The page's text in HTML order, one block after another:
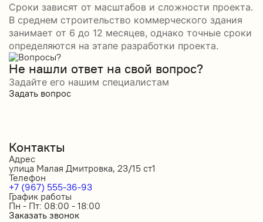
Сроки зависят от масштабов и сложности проекта.
В среднем строительство коммерческого здания
занимает от 6 до 12 месяцев, однако точные сроки
определяются на этапе разработки проекта.
Не нашли ответ на свой вопрос?
Задайте его нашим специалистам
Задать вопрос
Контакты
Адрес
улица Малая Дмитровка, 23/15 ст1
Телефон
+7 (967) 555-36-93
График работы
Пн - Пт: 08:00 - 18:00
Заказать звонок